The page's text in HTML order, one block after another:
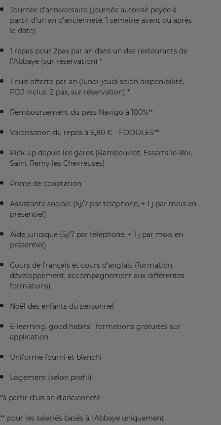
Journée d’anniversaire (journée autorisé payée à
partir d’un an d’ancienneté, 1 semaine avant ou après
la date)
1 repas pour 2pax par an dans un des restaurants de
l’Abbaye (sur réservation) *
1 nuit offerte par an (lundi-jeudi selon disponibilité,
PDJ inclus, 2 pax, sur réservation) *
Remboursement du pass Navigo à 100%**
Valorisation du repas à 6,80 € - FOODLES**
Pick-up depuis les gares (Rambouillet, Essarts-le-Roi,
Saint Remy les Chevreuses)
Prime de cooptation
Assistante sociale (5j/7 par téléphone, + 1 j par mois en
présentiel)
Aide juridique (5j/7 par téléphone, + 1 j par mois en
présentiel)
Cours de français et cours d’anglais (formation,
développement, accompagnement aux différentes
formations)
Noël des enfants du personnel
E-learning, good habits : formations gratuites sur
application
Uniforme fourni et blanchi
Logement (selon profil)
*à partir d’un an d’ancienneté
** pour les salariés basés à l'Abbaye uniquement